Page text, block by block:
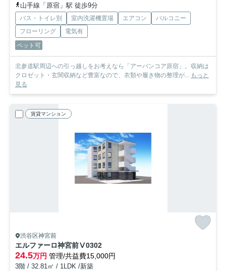
山手線「原宿」駅 徒歩9分
バス・トイレ別 室内洗濯機置場 エアコン
バルコニー
フローリング
電気有
ペット可
北参道駅周辺への引っ越しをお考えなら「アーバンコア原宿」。収納は
クロゼット・玄関収納など豊富なので、衣類や履き物の整理が... もっと
見る
賃貸マンション
渋谷区神宮前
エルファーロ神宮前Ⅴ0302
24.5万円 管理/共益費15,000円
3階 / 32.81㎡ / 1LDK /新築